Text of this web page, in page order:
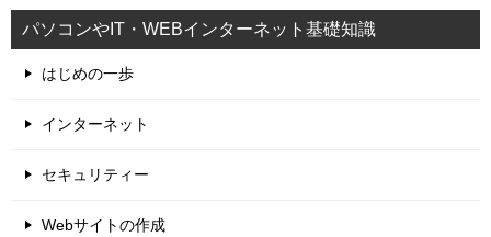
パソコンやIT・WEBインターネット基礎知識
はじめの一歩
インターネット
セキュリティー
Webサイトの作成